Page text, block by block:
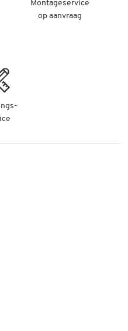
Montageservice
op aanvraag